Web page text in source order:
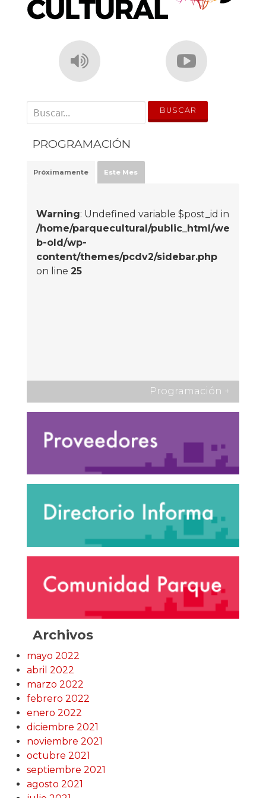
' . __('Search for:') . '
PROGRAMACIÓN
Próximamente Este Mes
Warning: Undefined variable $post_id in
/home/parquecultural/public_html/we
b-old/wp-
content/themes/pcdv2/sidebar.php
on line 25
Programación +
Archivos
mayo 2022
abril 2022
marzo 2022
febrero 2022
enero 2022
diciembre 2021
noviembre 2021
octubre 2021
septiembre 2021
agosto 2021